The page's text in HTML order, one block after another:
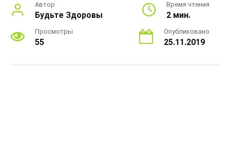
Автор
Будьте Здоровы
Время чтения
2 мин.
Просмотры
55
Опубликовано
25.11.2019